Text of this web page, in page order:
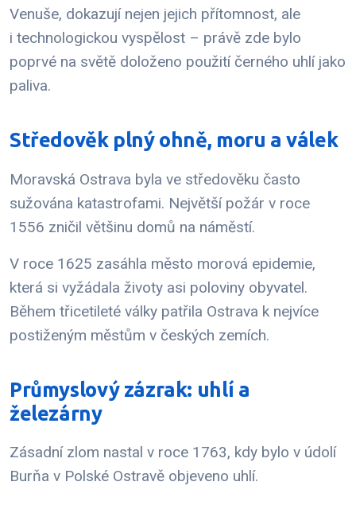
Venuše, dokazují nejen jejich přítomnost, ale
i technologickou vyspělost – právě zde bylo
poprvé na světě doloženo použití černého uhlí jako
paliva.
Středověk plný ohně, moru a válek
Moravská Ostrava byla ve středověku často
sužována katastrofami. Největší požár v roce
1556 zničil většinu domů na náměstí.
V roce 1625 zasáhla město morová epidemie,
která si vyžádala životy asi poloviny obyvatel.
Během třicetileté války patřila Ostrava k nejvíce
postiženým městům v českých zemích.
Průmyslový zázrak: uhlí a
železárny
Zásadní zlom nastal v roce 1763, kdy bylo v údolí
Burňa v Polské Ostravě objeveno uhlí.